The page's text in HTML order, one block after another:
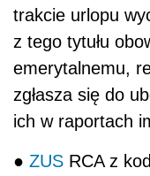
trakcie urlopu
z tego tytułu
emerytalnemu,
zgłasza się do
ich w raportach
● ZUS RCA z